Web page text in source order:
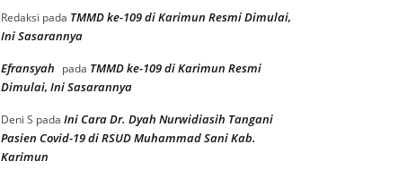
Redaksi pada TMMD ke-109 di Karimun Resmi Dimulai,
Ini Sasarannya
Efransyah pada TMMD ke-109 di Karimun Resmi
Dimulai, Ini Sasarannya
Deni S pada Ini Cara Dr. Dyah Nurwidiasih Tangani
Pasien Covid-19 di RSUD Muhammad Sani Kab.
Karimun